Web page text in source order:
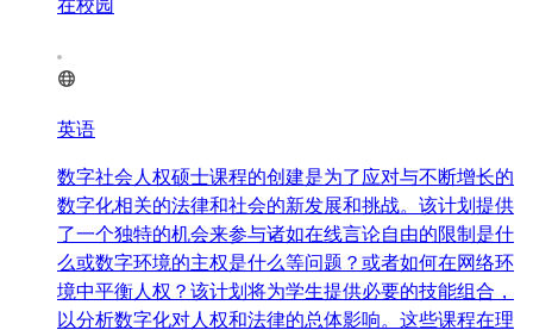
英语
数字社会人权硕士课程的创建是为了应对与不断增长的
数字化相关的法律和社会的新发展和挑战。该计划提供
了一个独特的机会来参与诸如在线言论自由的限制是什
么或数字环境的主权是什么等问题？或者如何在网络环
境中平衡人权？该计划将为学生提供必要的技能组合，
以分析数字化对人权和法律的总体影响。这些课程在理